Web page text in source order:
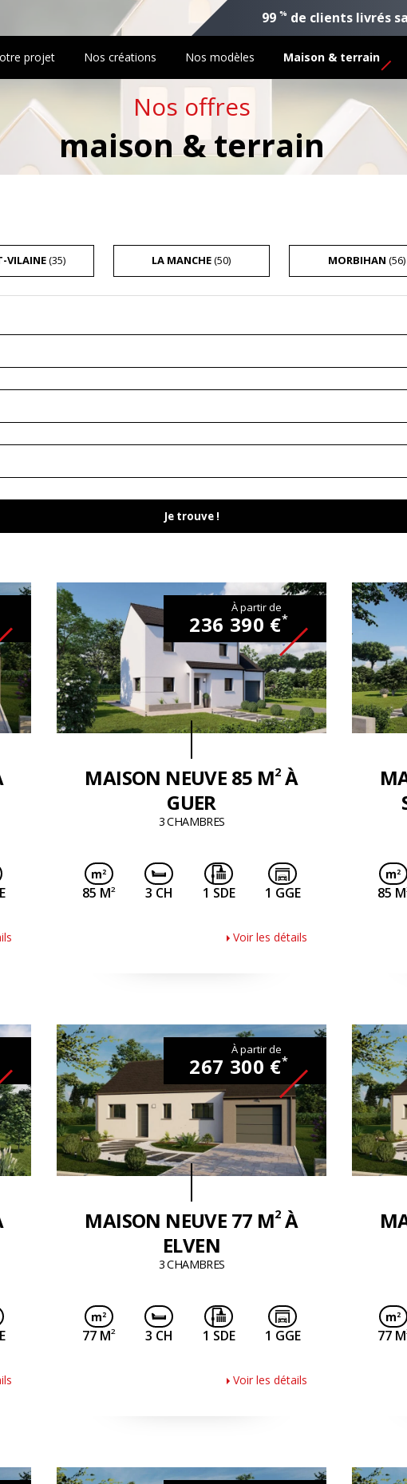
projet Nos créations Nos modèles Maison & terrain
99 % de clients livrés
Nos offres
maison & terrain
VILAINE(35) LA MANCHE(50) MORBIHAN (56)
Je trouve !
MAISON NEUVE 85 M2À
GUER
3 CHAMBRES
À partir de
236 390 €*
85 M2 3 CH 1 SDE 1 GGE
Voir les détails
85 M
MAISON NEUVE 77 M2À
ELVEN
3 CHAMBRES
À partir de
267 300 €*
77 M2 3 CH 1 SDE 1 GGE
Voir les détails
77 M